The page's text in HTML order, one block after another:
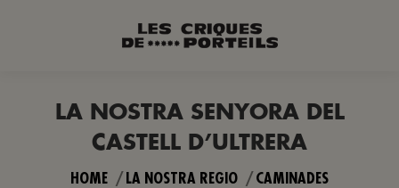
LA NOSTRA SENYORA DEL
CASTELL D’ULTRERA
You are here:
HOME LA NOSTRA REGIO
CAMINADES